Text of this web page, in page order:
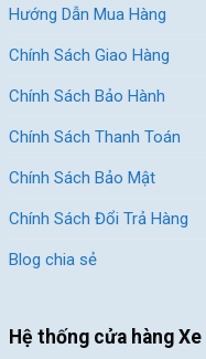
Hướng Dẫn Mua Hàng
Chính Sách Giao Hàng
Chính Sách Bảo Hành
Chính Sách Thanh Toán
Chính Sách Bảo Mật
Chính Sách Đổi Trả Hàng
Blog chia sẻ
Hệ thống cửa hàng